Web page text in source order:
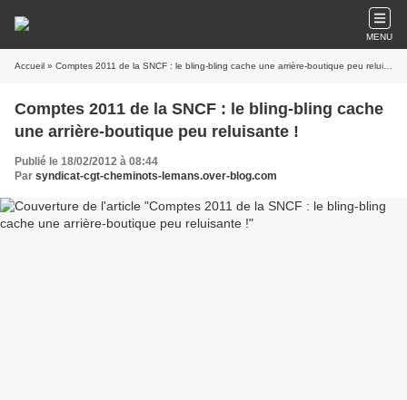
MENU
Accueil » Comptes 2011 de la SNCF : le bling-bling cache une arrière-boutique peu reluisante !
Comptes 2011 de la SNCF : le bling-bling cache
une arrière-boutique peu reluisante !
Publié le 18/02/2012 à 08:44
Par syndicat-cgt-cheminots-lemans.over-blog.com